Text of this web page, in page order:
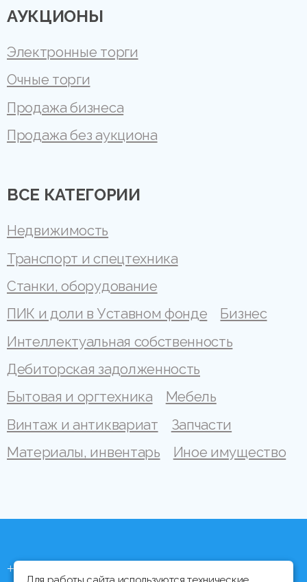
АУКЦИОНЫ
Электронные торги
Очные торги
Продажа бизнеса
Продажа без аукциона
ВСЕ КАТЕГОРИИ
Недвижимость
Транспорт и спецтехника
Станки, оборудование
ПИК и доли в Уставном фонде
Бизнес
Интеллектуальная собственность
Дебиторская задолженность
Бытовая и оргтехника
Мебель
Винтаж и антиквариат
Запчасти
Материалы, инвентарь
Иное имущество
+375 (44) 704 92 06